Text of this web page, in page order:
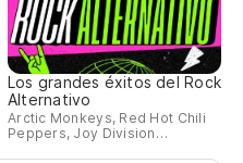
Los grandes éxitos del Rock
Alternativo
Arctic Monkeys, Red Hot Chili
Peppers, Joy Division…